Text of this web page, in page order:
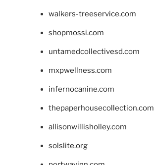
walkers-treeservice.com
shopmossi.com
untamedcollectivesd.com
mxpwellness.com
infernocanine.com
thepaperhousecollection.com
allisonwillisholley.com
solslite.org